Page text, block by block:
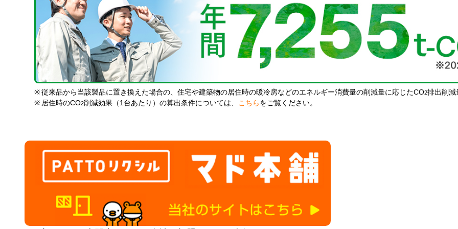
※ 従来品から当該製品に置き換えた場合の、住宅や建築物の居住時の暖冷房などのエネルギー消費量の削減量に応じたCO2排出削減
※ 居住時のCO2削減効果（1台あたり）の算出条件については、 こちら をご覧ください。